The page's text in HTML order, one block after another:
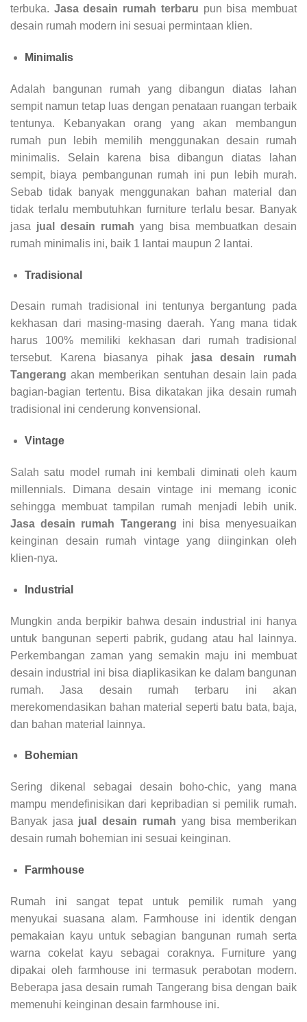
terbuka. Jasa desain rumah terbaru pun bisa membuat
desain rumah modern ini sesuai permintaan klien.
Minimalis
Adalah bangunan rumah yang dibangun diatas lahan
sempit namun tetap luas dengan penataan ruangan terbaik
tentunya. Kebanyakan orang yang akan membangun
rumah pun lebih memilih menggunakan desain rumah
minimalis. Selain karena bisa dibangun diatas lahan
sempit, biaya pembangunan rumah ini pun lebih murah.
Sebab tidak banyak menggunakan bahan material dan
tidak terlalu membutuhkan furniture terlalu besar. Banyak
jasa jual desain rumah yang bisa membuatkan desain
rumah minimalis ini, baik 1 lantai maupun 2 lantai.
Tradisional
Desain rumah tradisional ini tentunya bergantung pada
kekhasan dari masing-masing daerah. Yang mana tidak
harus 100% memiliki kekhasan dari rumah tradisional
tersebut. Karena biasanya pihak jasa desain rumah
Tangerang akan memberikan sentuhan desain lain pada
bagian-bagian tertentu. Bisa dikatakan jika desain rumah
tradisional ini cenderung konvensional.
Vintage
Salah satu model rumah ini kembali diminati oleh kaum
millennials. Dimana desain vintage ini memang iconic
sehingga membuat tampilan rumah menjadi lebih unik.
Jasa desain rumah Tangerang ini bisa menyesuaikan
keinginan desain rumah vintage yang diinginkan oleh
klien-nya.
Industrial
Mungkin anda berpikir bahwa desain industrial ini hanya
untuk bangunan seperti pabrik, gudang atau hal lainnya.
Perkembangan zaman yang semakin maju ini membuat
desain industrial ini bisa diaplikasikan ke dalam bangunan
rumah. Jasa desain rumah terbaru ini akan
merekomendasikan bahan material seperti batu bata, baja,
dan bahan material lainnya.
Bohemian
Sering dikenal sebagai desain boho-chic, yang mana
mampu mendefinisikan dari kepribadian si pemilik rumah.
Banyak jasa jual desain rumah yang bisa memberikan
desain rumah bohemian ini sesuai keinginan.
Farmhouse
Rumah ini sangat tepat untuk pemilik rumah yang
menyukai suasana alam. Farmhouse ini identik dengan
pemakaian kayu untuk sebagian bangunan rumah serta
warna cokelat kayu sebagai coraknya. Furniture yang
dipakai oleh farmhouse ini termasuk perabotan modern.
Beberapa jasa desain rumah Tangerang bisa dengan baik
memenuhi keinginan desain farmhouse ini.